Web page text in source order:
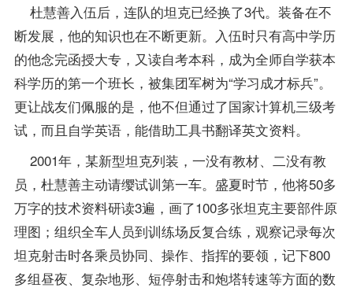
杜慧善入伍后，连队的坦克已经换了3代。装备在不
断发展，他的知识也在不断更新。入伍时只有高中学历
的他念完函授大专，又读自考本科，成为全师自学获本
科学历的第一个班长，被集团军树为“学习成才标兵”。
更让战友们佩服的是，他不但通过了国家计算机三级考
试，而且自学英语，能借助工具书翻译英文资料。
2001年，某新型坦克列装，一没有教材、二没有教
员，杜慧善主动请缨试训第一车。盛夏时节，他将50多
万字的技术资料研读3遍，画了100多张坦克主要部件原
理图；组织全车人员到训练场反复合练，观察记录每次
坦克射击时各乘员协同、操作、指挥的要领，记下800
多组昼夜、复杂地形、短停射击和炮塔转速等方面的数